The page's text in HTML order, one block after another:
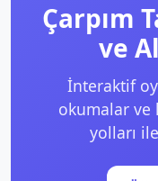
Çarpım
ve
İnteraktif
okumalar ve
yolları